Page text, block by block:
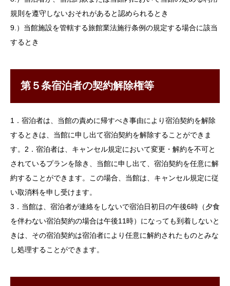
規則を遵守しないおそれがあると認められるとき
9.）当館施設を管轄する旅館業法施行条例の規定する場合に該当
するとき
第５条宿泊者の契約解除権等
1．宿泊者は、当館の責めに帰すべき事由により宿泊契約を解除
するときは、当館に申し出て宿泊契約を解除することができま
す。2．宿泊者は、キャンセル規定において変更・解約を不可と
されているプランを除き、当館に申し出て、宿泊契約を任意に解
約することができます。この場合、当館は、キャンセル規定に従
い取消料を申し受けます。
3．当館は、宿泊者が連絡をしないで宿泊日初日の午後6時（夕食
を伴わない宿泊契約の場合は午後11時）になっても到着しないと
きは、その宿泊契約は宿泊者により任意に解約されたものとみな
し処理することができます。